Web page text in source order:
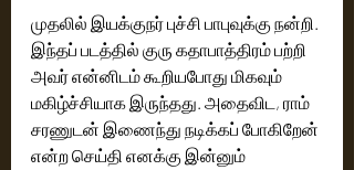
முதலில் இயக்குநர் புச்சி பாபுவுக்கு நன்றி.
இந்தப் படத்தில் குரு கதாபாத்திரம் பற்றி
அவர் என்னிடம் கூறியபோது மிகவும்
மகிழ்ச்சியாக இருந்தது. அதைவிட, ராம்
சரணுடன் இணைந்து நடிக்கப் போகிறேன்
என்ற செய்தி எனக்கு இன்னும்